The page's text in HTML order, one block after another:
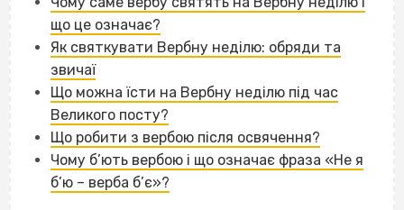
що це означає?
Як святкувати Вербну неділю: обряди та
звичаї
Що можна їсти на Вербну неділю під час
Великого посту?
Що робити з вербою після освячення?
Чому б’ють вербою і що означає фраза «Не я
б’ю – верба б’є»?